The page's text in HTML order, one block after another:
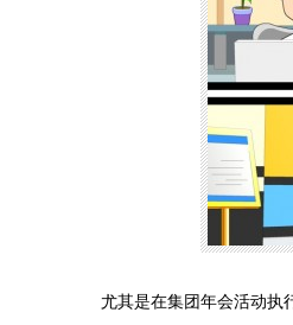
尤其是在集团年会活动执